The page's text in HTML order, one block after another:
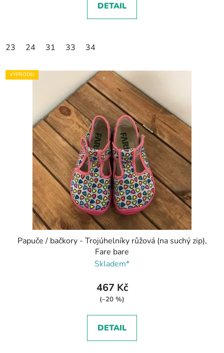
DETAIL
23 24 31 33 34
VÝPRODEJ
Papuče / bačkory - Trojúhelníky růžová (na suchý zip),
Fare bare
Skladem*
467 Kč
(–20 %)
DETAIL